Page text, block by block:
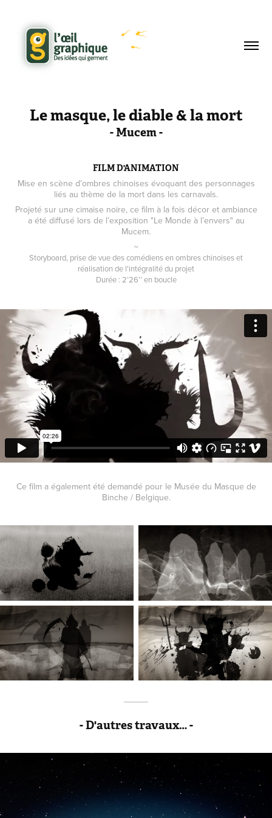
Le masque, le diable & la mort
- Mucem -
FILM D'ANIMATION
Mise en scène d'ombres chinoises évoquant des personnages
liés au thème de la mort dans les carnavals.
Projeté sur une cimaise noire, ce film à la fois décor et ambiance
a été diffusé lors de l’exposition "Le Monde à l’envers" au
Mucem.
~
Storyboard, prise de vue des comédiens en ombres chinoises et
réalisation de l'intégralité du projet
Durée : 2’26’’ en boucle
Ce film a également été demandé pour le Musée du Masque de
Binche / Belgique.
_____
- D'autres travaux… -
Les pèlerins marcheurs